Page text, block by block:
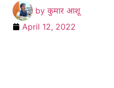
by कुमार आशू
April 12, 2022